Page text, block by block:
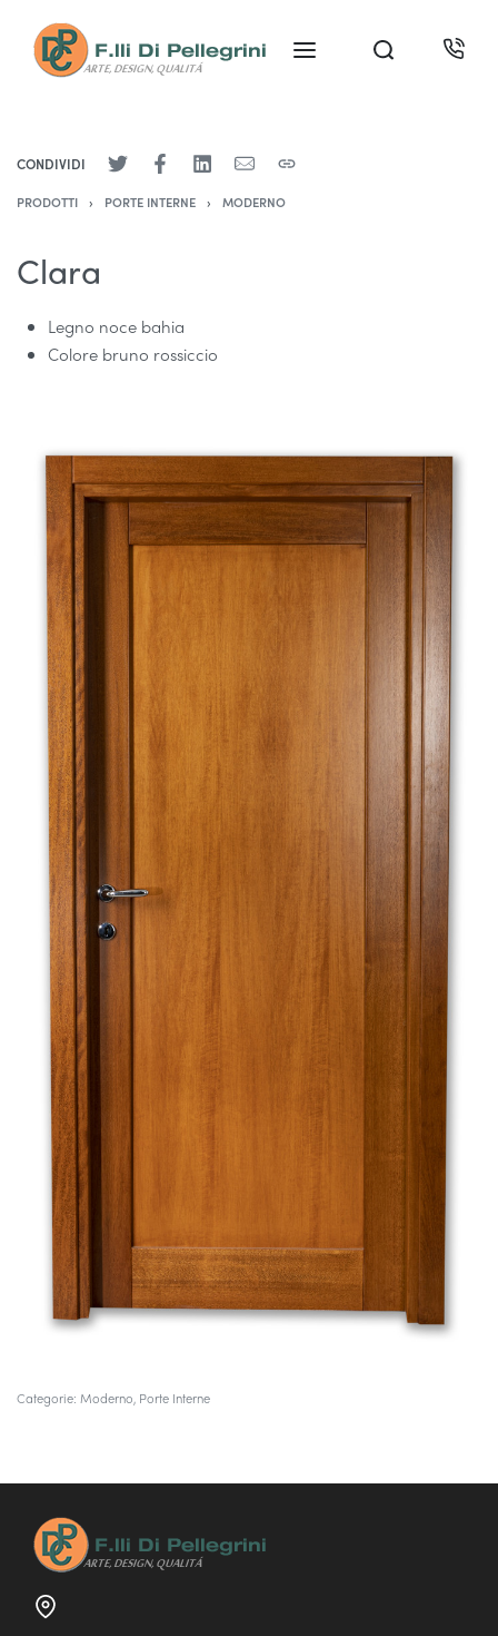
CONDIVIDI
PRODOTTI › PORTE INTERNE › MODERNO
Clara
Legno noce bahia
Colore bruno rossiccio
Categorie: Moderno, Porte Interne